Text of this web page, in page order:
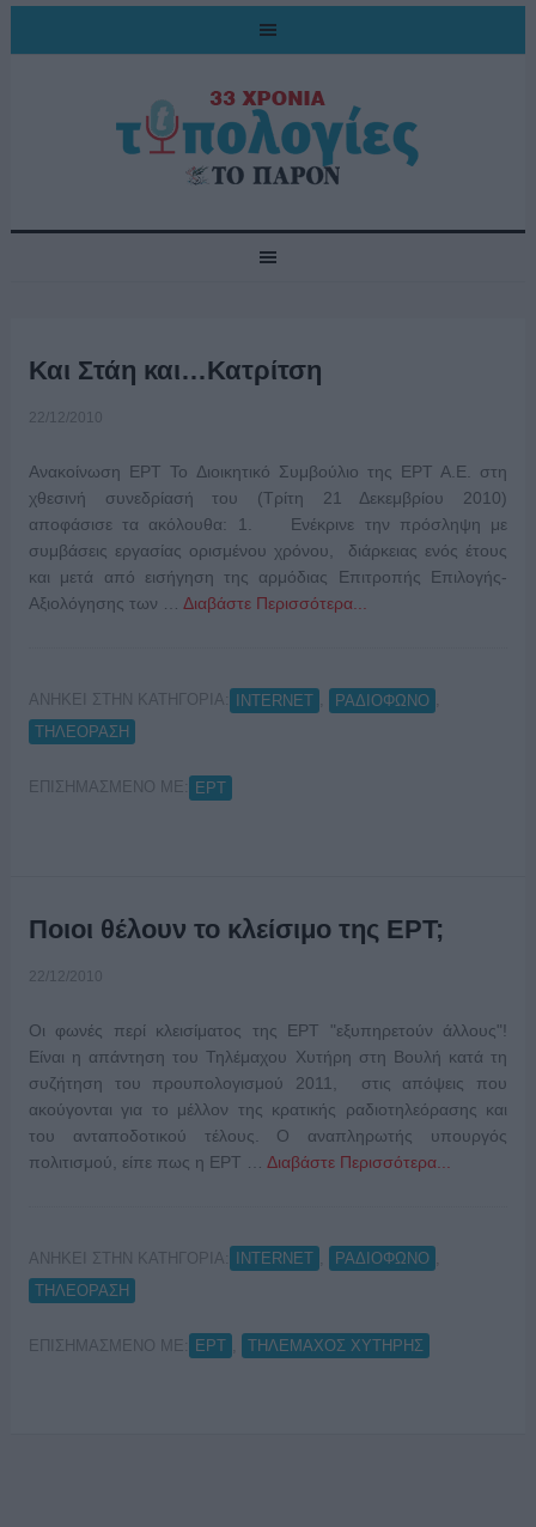
Και Στάη και…Κατρίτση
22/12/2010
Ανακοίνωση ΕΡΤ To Διοικητικό Συμβούλιο της ΕΡΤ Α.Ε. στη
χθεσινή συνεδρίασή του (Τρίτη 21 Δεκεμβρίου 2010)
αποφάσισε τα ακόλουθα: 1. Ενέκρινε την πρόσληψη με
συμβάσεις εργασίας ορισμένου χρόνου, διάρκειας ενός έτους
και μετά από εισήγηση της αρμόδιας Επιτροπής Επιλογής-
Αξιολόγησης των … Διαβάστε Περισσότερα...
ΑΝΗΚΕΙ ΣΤΗΝ ΚΑΤΗΓΟΡΙΑ: INTERNET ΡΑΔΙΟΦΩΝΟ
ΤΗΛΕΟΡΑΣΗ
ΕΠΙΣΗΜΑΣΜΕΝΟ ΜΕ: ΕΡΤ
Ποιοι θέλουν το κλείσιμο της ΕΡΤ;
22/12/2010
Οι φωνές περί κλεισίματος της ΕΡΤ "εξυπηρετούν άλλους"!
Είναι η απάντηση του Τηλέμαχου Χυτήρη στη Βουλή κατά τη
συζήτηση του προυπολογισμού 2011, στις απόψεις που
ακούγονται για το μέλλον της κρατικής ραδιοτηλεόρασης και
του ανταποδοτικού τέλους. Ο αναπληρωτής υπουργός
πολιτισμού, είπε πως η ΕΡΤ … Διαβάστε Περισσότερα...
ΑΝΗΚΕΙ ΣΤΗΝ ΚΑΤΗΓΟΡΙΑ: INTERNET ΡΑΔΙΟΦΩΝΟ
ΤΗΛΕΟΡΑΣΗ
ΕΠΙΣΗΜΑΣΜΕΝΟ ΜΕ: ΕΡΤ ΤΗΛΕΜΑΧΟΣ ΧΥΤΗΡΗΣ